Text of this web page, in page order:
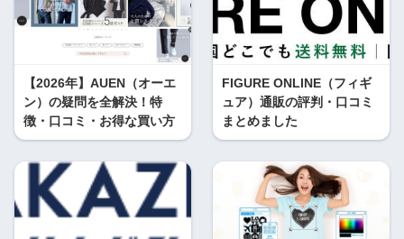
【2026年】AUEN（オーエ
ン）の疑問を全解決！特
徴・口コミ・お得な買い方
FIGURE ONLINE（フィギ
ュア）通販の評判・口コミ
まとめました